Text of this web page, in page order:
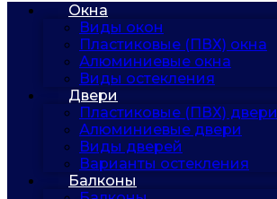
Окна
Виды окон
Пластиковые (ПВХ) окна
Алюминиевые окна
Виды остекления
Двери
Пластиковые (ПВХ) двери
Алюминиевые двери
Виды дверей
Варианты остекления
Балконы